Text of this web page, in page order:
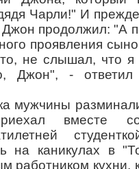
Чарли!" И
Джон продолжил: "А
проявления
не слышал, что я
Джон", - ответил
разминались
вместе
на каникулах в
работником кухни,